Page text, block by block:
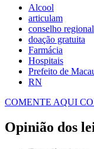
Alcool
articulam
conselho regional
doação gratuita
Farmácia
Hospitais
Prefeito de
RN
COMENTE AQUI
Opinião dos